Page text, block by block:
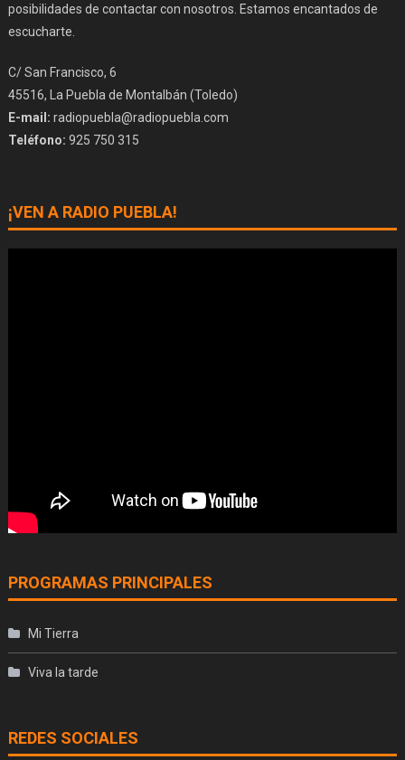
posibilidades de contactar con nosotros. Estamos encantados de
escucharte.
C/ San Francisco, 6
45516, La Puebla de Montalbán (Toledo)
E-mail: radiopuebla@radiopuebla.com
Teléfono: 925 750 315
¡VEN A RADIO PUEBLA!
PROGRAMAS PRINCIPALES
Mi Tierra
Viva la tarde
REDES SOCIALES